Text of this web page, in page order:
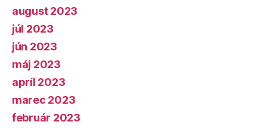
august 2023
júl 2023
jún 2023
máj 2023
apríl 2023
marec 2023
február 2023